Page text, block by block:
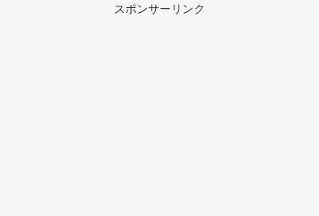
スポンサーリンク